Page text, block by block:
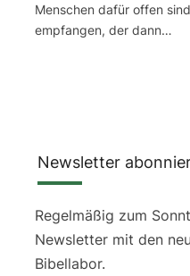
Menschen dafür offen
empfangen, der dann…
Newsletter
Regelmäßig zum
Newsletter mit den
Bibellabor.